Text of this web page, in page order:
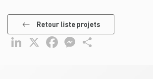
Retour liste projets
LinkedIn
X FacebookMessenger